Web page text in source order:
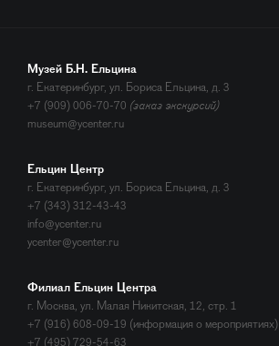
Музей Б.Н. Ельцина
г. Екатеринбург, ул. Бориса Ельцина, д. 3
+7 (909) 006-70-70 (заказ экскурсий)
museum@ycenter.ru
Ельцин Центр
г. Екатеринбург, ул. Бориса Ельцина, д. 3
+7 (343) 312-43-43
info@ycenter.ru
ycenter@ycenter.ru
Филиал Ельцин Центра
г. Москва, ул. Малая Никитская, 12, стр. 1
+7 (916) 608-09-19 (информация о мероприятиях)
+7 (495) 729-54-63